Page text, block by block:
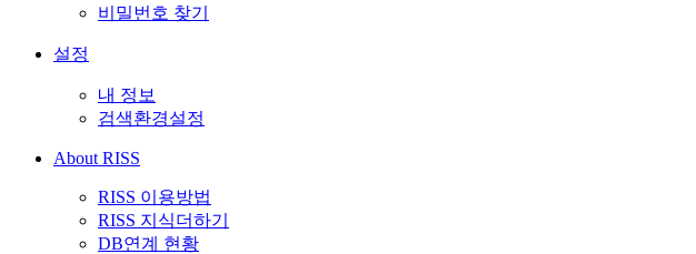
비밀번호 찾기
설정
내 정보
검색환경설정
About RISS
RISS 이용방법
RISS 지식더하기
DB연계 현황